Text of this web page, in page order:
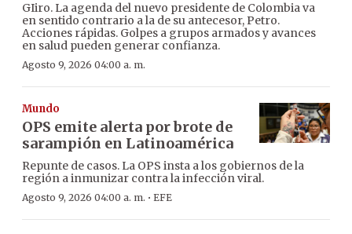
GIiro. La agenda del nuevo presidente de Colombia va
en sentido contrario a la de su antecesor, Petro.
Acciones rápidas. Golpes a grupos armados y avances
en salud pueden generar confianza.
Agosto 9, 2026 04:00 a. m.
Mundo
OPS emite alerta por brote de
sarampión en Latinoamérica
Repunte de casos. La OPS insta a los gobiernos de la
región a inmunizar contra la infección viral.
Agosto 9, 2026 04:00 a. m. · EFE